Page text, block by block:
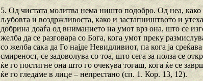
5. Од чистата молитва нема ништо подобро. Од неа, како
љубовта и воздржливоста, како и застапништвото и
добрина доаѓа од вниманието на умот врз она, што се
желба да се разговара со Бога, кога умот преку
со желба сака да Го најде Невидливиот, па кога ја
смиреност, се задоволува со тоа, што сега за полза се
ќе го постигне она што го очекува тогаш, кога ќе се
ќе го гледаме в лице – непрестано (сп. 1. Кор. 13, 12).